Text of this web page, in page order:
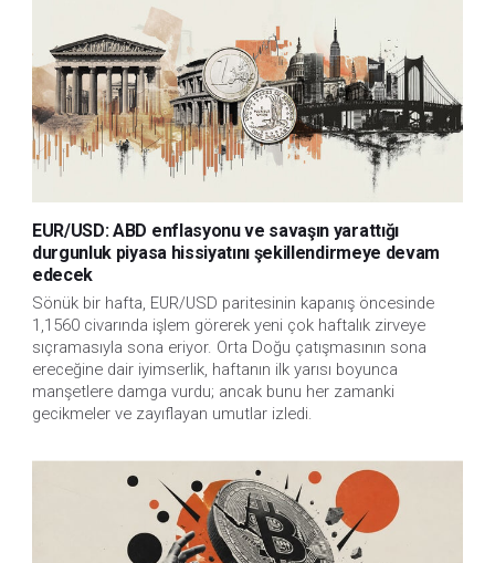
EUR/USD: ABD enflasyonu ve savaşın yarattığı
durgunluk piyasa hissiyatını şekillendirmeye devam
edecek
Sönük bir hafta, EUR/USD paritesinin kapanış öncesinde
1,1560 civarında işlem görerek yeni çok haftalık zirveye
sıçramasıyla sona eriyor. Orta Doğu çatışmasının sona
ereceğine dair iyimserlik, haftanın ilk yarısı boyunca
manşetlere damga vurdu; ancak bunu her zamanki
gecikmeler ve zayıflayan umutlar izledi.